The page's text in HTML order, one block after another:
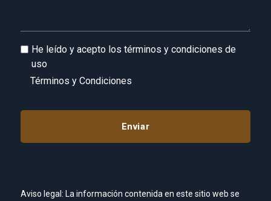
He leído y acepto los términos y condiciones de
uso
Términos y Condiciones
Aviso legal: La información contenida en este sitio web se